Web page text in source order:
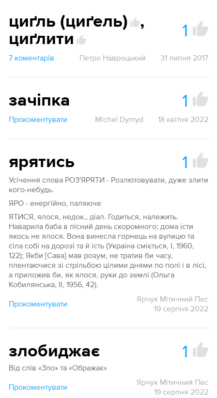
циґль (циґель)
,
циґлити
1
7 коментарів Петро Навроцький 31 липня 2017
зачіпка 1
Прокоментувати Michel Dymyd 18 квітня 2022
ярятись 1
Усічення слова РОЗ'ЯРЯТИ - Розлютовувати, дуже злити
кого-небудь.
ЯРО - енергійно, паляюче
ЯТИСЯ, ялося, недок., діал. Годиться, належить.
Наварила баба в пісний день скоромного; дома їсти
якось не ялося. Вона винесла горнець на вулицю та
сіла собі на дорозі та й їсть (Україна сміється, I, 1960,
122); Якби [Сава] мав розум, не тратив би часу,
плентаючися зі стрільбою цілими днями по полі і в лісі,
а приложив би, як ялося, руки до землі (Ольга
Кобилянська, II, 1956, 42).
Прокоментувати
Ярчук Мітичний Пес
19 серпня 2022
злобиджає 1
Від слів «Зло» та «Ображає»
Прокоментувати
Ярчук Мітичний Пес
19 серпня 2022